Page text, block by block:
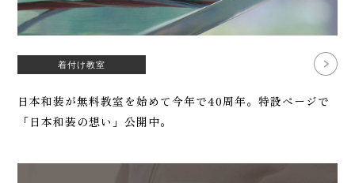
着付け教室
日本和装が無料教室を始めて今年で40周年。特設ページで
「日本和装の想い」公開中。